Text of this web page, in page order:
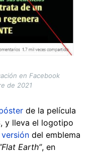
en Facebook
de 2021
de la película
y lleva el logotipo
versión del emblema
Earth”, en